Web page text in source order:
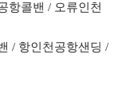
항콜밴 / 오류인천
/ 항인천공항샌딩 /